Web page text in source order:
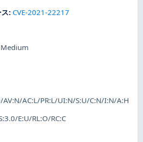
: CVE-2021-22217
Medium
AV:N/AC:L/PR:L/UI:N/S:U/C:N/I:N/A:H
E:U/RL:O/RC:C